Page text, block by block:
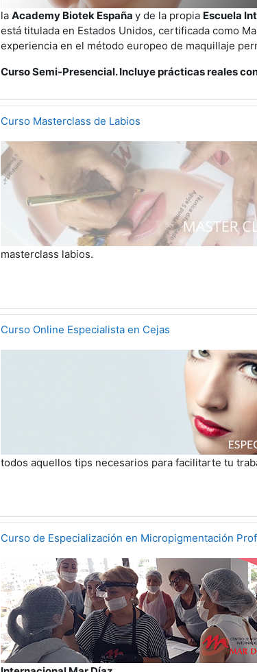
la Academy Biotek España y de la propia Escuela
está titulada en Estados Unidos, certificada como
experiencia en el método europeo de maquillaje
Curso Semi-Presencial. Incluye prácticas reales
Curso Masterclass de Labios
masterclass labios.
Curso Online Especialista en Cejas
todos aquellos tips necesarios para facilitarte tu
Curso de Especialización en Micropigmentación